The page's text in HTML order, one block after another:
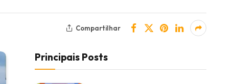
Compartilhar
Principais Posts